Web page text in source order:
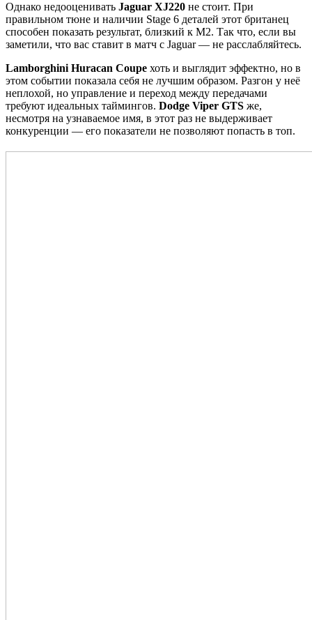
Однако недооценивать Jaguar XJ220 не стоит. При
правильном тюне и наличии Stage 6 деталей этот британец
способен показать результат, близкий к M2. Так что, если вы
заметили, что вас ставит в матч с Jaguar — не расслабляйтесь.
Lamborghini Huracan Coupe хоть и выглядит эффектно, но в
этом событии показала себя не лучшим образом. Разгон у неё
неплохой, но управление и переход между передачами
требуют идеальных таймингов. Dodge Viper GTS же,
несмотря на узнаваемое имя, в этот раз не выдерживает
конкуренции — его показатели не позволяют попасть в топ.